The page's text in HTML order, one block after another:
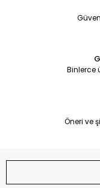
Binlerce
Öneri ve